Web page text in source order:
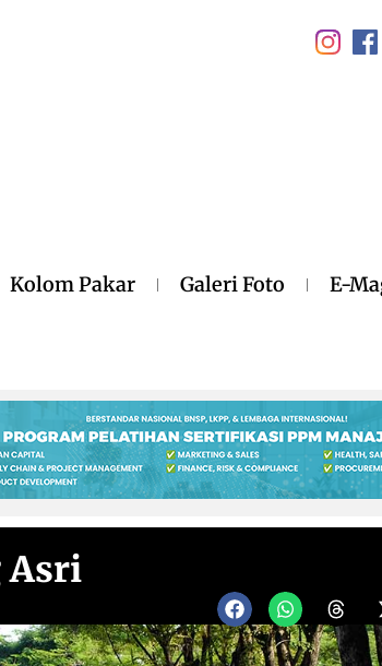
Kolom Pakar Galeri Foto E-
Asri